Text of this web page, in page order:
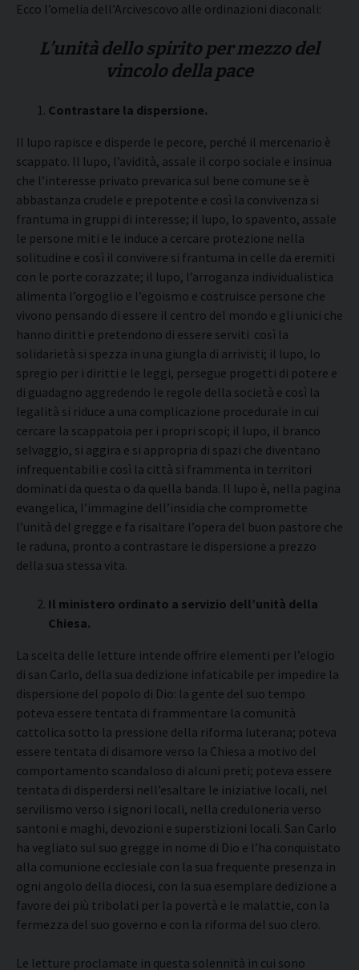
Ecco l’omelia dell’Arcivescovo alle ordinazioni diaconali:
L’unità dello spirito per mezzo del
vincolo della pace
Contrastare la dispersione.
Il lupo rapisce e disperde le pecore, perché il mercenario è
scappato. Il lupo, l’avidità, assale il corpo sociale e insinua
che l’interesse privato prevarica sul bene comune se è
abbastanza crudele e prepotente e così la convivenza si
frantuma in gruppi di interesse; il lupo, lo spavento, assale
le persone miti e le induce a cercare protezione nella
solitudine e così il convivere si frantuma in celle da eremiti
con le porte corazzate; il lupo, l’arroganza individualistica
alimenta l’orgoglio e l’egoismo e costruisce persone che
vivono pensando di essere il centro del mondo e gli unici che
hanno diritti e pretendono di essere serviti così la
solidarietà si spezza in una giungla di arrivisti; il lupo, lo
spregio per i diritti e le leggi, persegue progetti di potere e
di guadagno aggredendo le regole della società e così la
legalità si riduce a una complicazione procedurale in cui
cercare la scappatoia per i propri scopi; il lupo, il branco
selvaggio, si aggira e si appropria di spazi che diventano
infrequentabili e così la città si frammenta in territori
dominati da questa o da quella banda. Il lupo è, nella pagina
evangelica, l’immagine dell’insidia che compromette
l’unità del gregge e fa risaltare l’opera del buon pastore che
le raduna, pronto a contrastare le dispersione a prezzo
della sua stessa vita.
Il ministero ordinato a servizio dell’unità della
Chiesa.
La scelta delle letture intende offrire elementi per l’elogio
di san Carlo, della sua dedizione infaticabile per impedire la
dispersione del popolo di Dio: la gente del suo tempo
poteva essere tentata di frammentare la comunità
cattolica sotto la pressione della riforma luterana; poteva
essere tentata di disamore verso la Chiesa a motivo del
comportamento scandaloso di alcuni preti; poteva essere
tentata di disperdersi nell’esaltare le iniziative locali, nel
servilismo verso i signori locali, nella creduloneria verso
santoni e maghi, devozioni e superstizioni locali. San Carlo
ha vegliato sul suo gregge in nome di Dio e l’ha conquistato
alla comunione ecclesiale con la sua frequente presenza in
ogni angolo della diocesi, con la sua esemplare dedizione a
favore dei più tribolati per la povertà e le malattie, con la
fermezza del suo governo e con la riforma del suo clero.
Le letture proclamate in questa solennità in cui sono